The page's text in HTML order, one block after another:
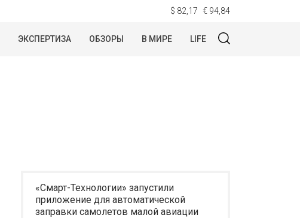
$ 82,17 € 94,84
ЭКСПЕРТИЗА ОБЗОРЫ В МИРЕ LIFE
«Смарт-Технологии» запустили
приложение для автоматической
заправки самолетов малой авиации